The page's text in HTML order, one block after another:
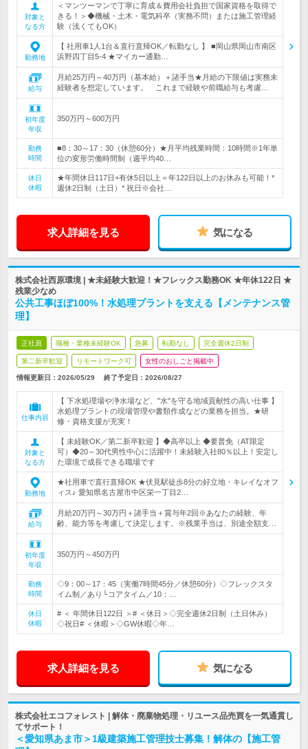
対象と
なる方
＜マンツーマンで丁寧に育成＆費用会社負担で国家資格を取得で
きる！＞◆機械・土木・電気科卒（実務不問）または施工管理経
験（浅くてもOK）
勤務地
【 社用車1人1台＆直行直帰OK／転勤なし 】 ■岡山県岡山市南区
浜野四丁目5-4 ★マイカー通勤…
給与
月給25万円～40万円（基本給）＋諸手当★月給の下限値は実務未
経験者を想定しています。 これまで経験や前職給与も考慮…
初年度
年収
350万円～600万円
勤務
時間
■8：30～17：30（休憩60分）★月平均残業時間：10時間※1年単
位の変形労働時間制（週平均40…
休日
休暇
★年間休日117日+有休5日以上＝年122日以上のお休みも可能！*
週休2日制（土日）* 祝日※会社…
求人詳細を見る 気になる
株式会社西原環境 | ★未経験大歓迎！★フレックス勤務OK ★年休122日 ★
残業少なめ
公共工事ほぼ100%！水処理プラントを支える【メンテナンス管
理】
正社員 職種・業種未経験OK 急募 転勤なし 完全週休2日制
第二新卒歓迎 リモートワーク可 女性のおしごと掲載中
情報更新日：2026/05/29 終了予定日： 2026/08/27
仕事内容
【 下水処理場や浄水場など、"水"を守る地域貢献性の高い仕事 】
水処理プラントの現場管理や書類作成などの業務を担当。★研
修・資格支援が充実！
対象と
なる方
【 未経験OK／第二新卒歓迎 】◆高卒以上 ◆要普免（AT限定
可）◆20～30代男性中心に活躍中！未経験入社80％以上！安定し
た環境で成長できる職場です
勤務地
★社用車で直行直帰OK ★伏見駅徒歩8分の好立地・キレイなオフ
ィス♪ 愛知県名古屋市中区栄一丁目2…
給与
月給20万円～30万円＋諸手当＋賞与年2回※あなたの経験、年
齢、能力等を考慮して決定します。※残業手当は、別途全額支…
初年度
年収
350万円～450万円
勤務
時間
◇9：00～17：45（実働7時間45分／休憩60分）◇フレックスタ
イム制／あり└コアタイム／10：…
休日
休暇
# ＜ 年間休日122日 ＞# ＜休日＞◇完全週休2日制（土日休み）
◇祝日# ＜休暇＞◇GW休暇◇年…
求人詳細を見る 気になる
株式会社エコフォレスト | 解体・廃棄物処理・リユース品売買を一気通貫し
てサポート！
＜愛知県あま市＞1級建築施工管理技士募集！解体の【施工管